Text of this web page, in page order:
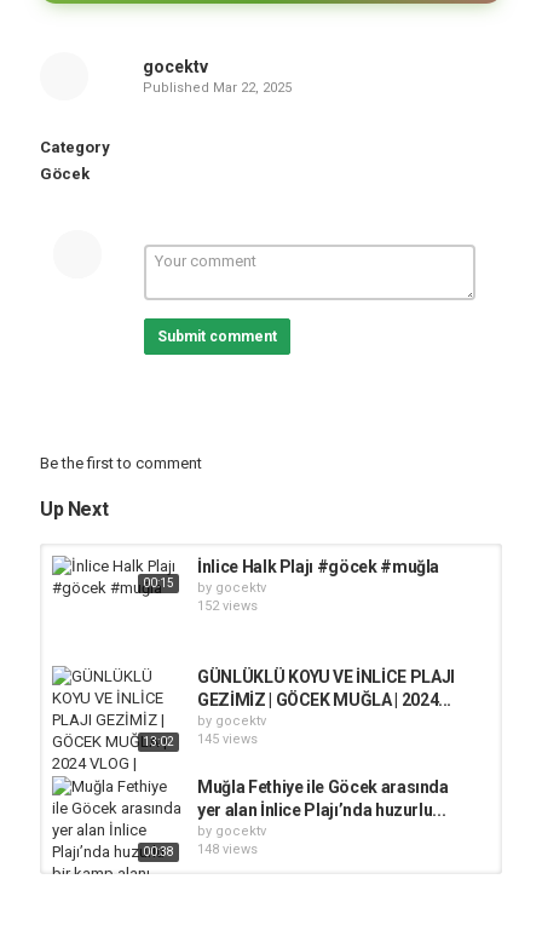
gocektv
Published Mar 22, 2025
Category
Göcek
Submit comment
Be the first to comment
Up Next
00:15
İnlice Halk Plajı #göcek #muğla
by gocektv
152 views
13:02
GÜNLÜKLÜ KOYU VE İNLİCE PLAJI
GEZİMİZ | GÖCEK MUĞLA | 2024...
by gocektv
145 views
00:38
Muğla Fethiye ile Göcek arasında
yer alan İnlice Plajı’nda huzurlu...
by gocektv
148 views